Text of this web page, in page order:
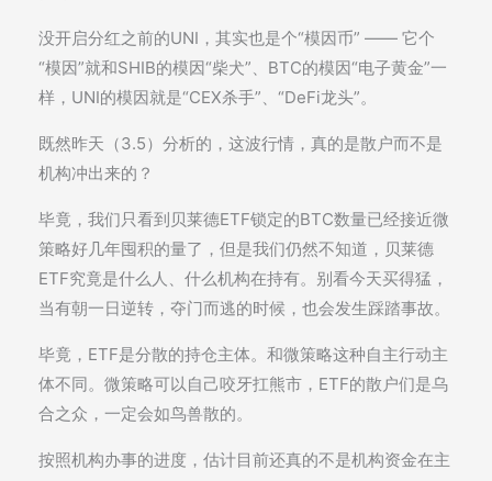
没开启分红之前的UNI，其实也是个“模因币” —— 它个
“模因”就和SHIB的模因“柴犬”、BTC的模因“电子黄金”一
样，UNI的模因就是“CEX杀手”、“DeFi龙头”。
既然昨天（3.5）分析的，这波行情，真的是散户而不是
机构冲出来的？
毕竟，我们只看到贝莱德ETF锁定的BTC数量已经接近微
策略好几年囤积的量了，但是我们仍然不知道，贝莱德
ETF究竟是什么人、什么机构在持有。别看今天买得猛，
当有朝一日逆转，夺门而逃的时候，也会发生踩踏事故。
毕竟，ETF是分散的持仓主体。和微策略这种自主行动主
体不同。微策略可以自己咬牙扛熊市，ETF的散户们是乌
合之众，一定会如鸟兽散的。
按照机构办事的进度，估计目前还真的不是机构资金在主